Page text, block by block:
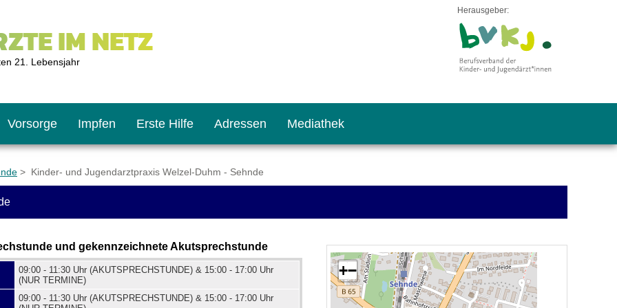
IM NETZ
21. Lebensjahr
Herausgeber:
Vorsorge Impfen Erste Hilfe Adressen Mediathek
> Kinder- und Jugendarztpraxis Welzel-Duhm - Sehnde
und gekennzeichnete Akutsprechstunde
09:00 - 11:30 Uhr (AKUTSPRECHSTUNDE) & 15:00 - 17:00 Uhr
(NUR TERMINE)
09:00 - 11:30 Uhr (AKUTSPRECHSTUNDE) & 15:00 - 17:00 Uhr
+−